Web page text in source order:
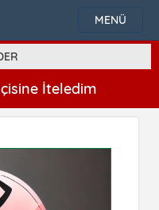
MENÜ
İteledim